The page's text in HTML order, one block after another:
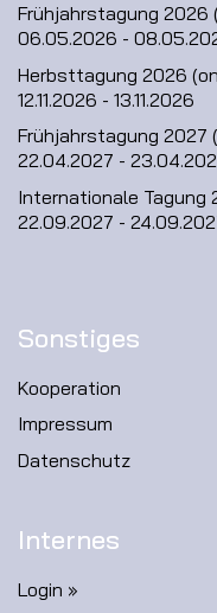
Frühjahrstagung 2026
06.05.2026 -
Herbsttagung 2026
12.11.2026 - 13.11.2026
Frühjahrstagung 2027
22.04.2027 -
Internationale Tagung
22.09.2027 -
Sonstiges
Kooperation
Impressum
Datenschutz
Internes
Login »